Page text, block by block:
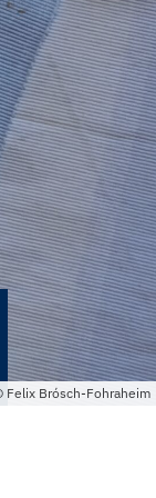
Felix Brósch-Fohraheim